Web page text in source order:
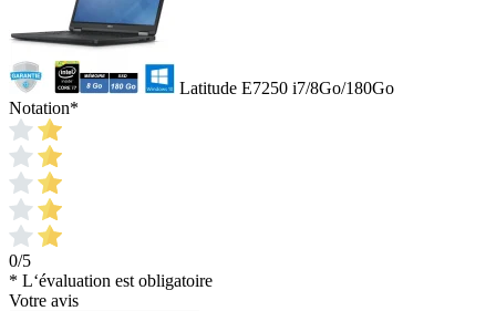
Latitude E7250 i7/8Go/180Go
Notation*
0/5
* L‘évaluation est obligatoire
Votre avis